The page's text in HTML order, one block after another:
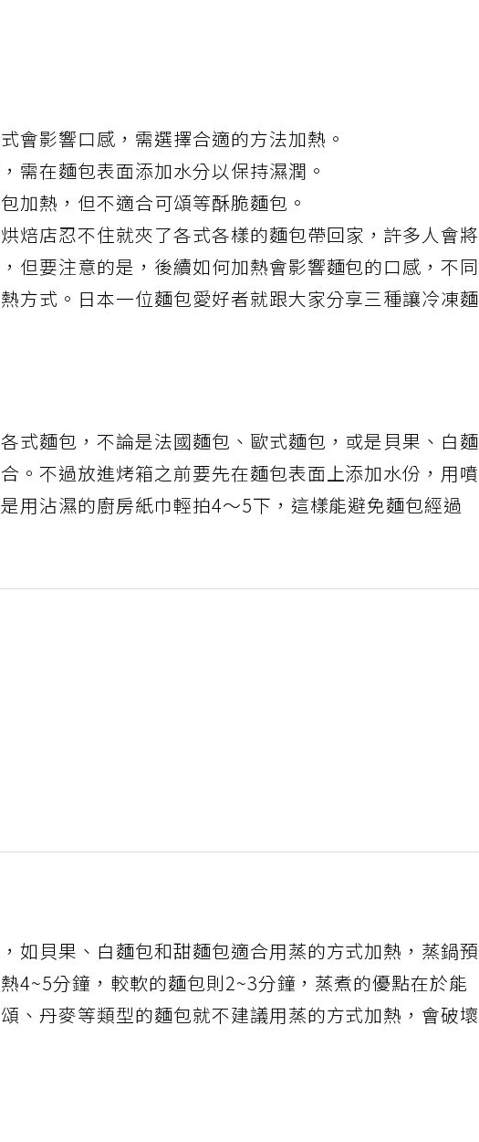
會影響口感，需選擇合適的方法加熱。
需在麵包表面添加水分以保持濕潤。
加熱，但不適合可頌等酥脆麵包。
焙店忍不住就夾了各式各樣的麵包帶回家，許多人會將
但要注意的是，後續如何加熱會影響麵包的口感，不同
方式。日本一位麵包愛好者就跟大家分享三種讓冷凍麵
式麵包，不論是法國麵包、歐式麵包，或是貝果、白麵
。不過放進烤箱之前要先在麵包表面上添加水份，用噴
用沾濕的廚房紙巾輕拍4～5下，這樣能避免麵包經過
如貝果、白麵包和甜麵包適合用蒸的方式加熱，蒸鍋預
4~5分鐘，較軟的麵包則2~3分鐘，蒸煮的優點在於能
、丹麥等類型的麵包就不建議用蒸的方式加熱，會破壞